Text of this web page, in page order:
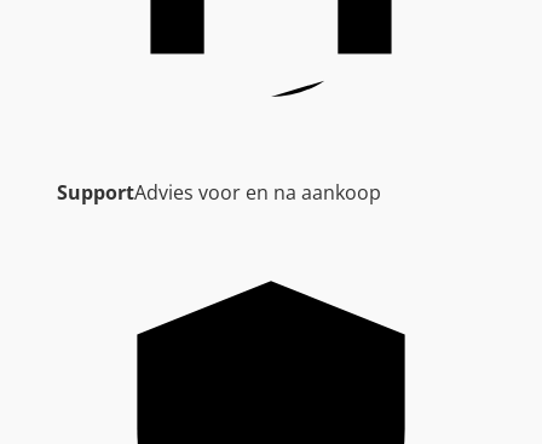
SupportAdvies voor en na aankoop